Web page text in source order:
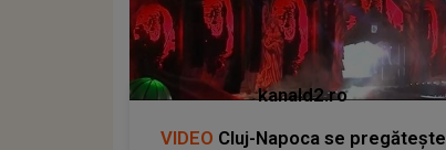
kanald2.ro
VIDEO Cluj-Napoca se pregătește